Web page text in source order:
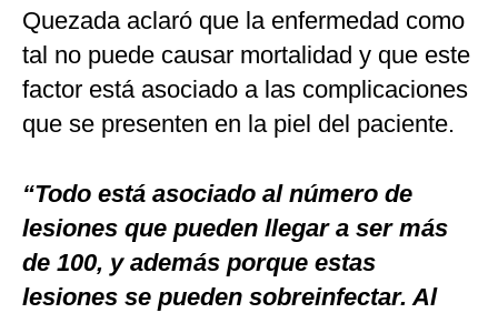
Quezada aclaró que la enfermedad como
tal no puede causar mortalidad y que este
factor está asociado a las complicaciones
que se presenten en la piel del paciente.
“Todo está asociado al número de
lesiones que pueden llegar a ser más
de 100, y además porque estas
lesiones se pueden sobreinfectar. Al